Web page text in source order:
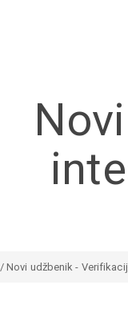
Novi udžbenik -